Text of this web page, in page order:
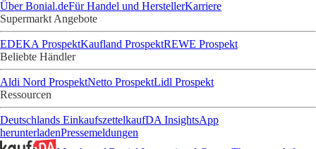
Über Bonial.deFür Handel und HerstellerKarriere
Supermarkt Angebote
EDEKA ProspektKaufland ProspektREWE Prospekt
Beliebte Händler
Aldi Nord ProspektNetto ProspektLidl Prospekt
Ressourcen
Deutschlands EinkaufszettelkaufDA InsightsApp
herunterladenPressemeldungen